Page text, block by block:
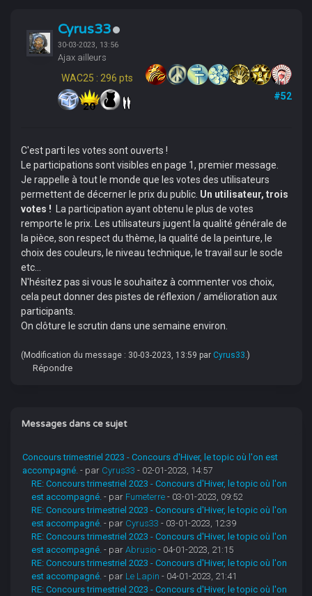
Cyrus33
30-03-2023, 13:56
Ajax ailleurs
WAC25 : 296 pts
#52
C'est parti les votes sont ouverts !
Le participations sont visibles en page 1, premier message.
Je rappelle à tout le monde que les votes des utilisateurs
permettent de décerner le prix du public. Un utilisateur, trois
votes !
La participation ayant obtenu le plus de votes
remporte le prix. Les utilisateurs jugent la qualité générale de
la pièce, son respect du thème, la qualité de la peinture, le
choix des couleurs, le niveau technique, le travail sur le socle
etc...
N'hésitez pas si vous le souhaitez à commenter vos choix,
cela peut donner des pistes de réflexion / amélioration aux
participants.
On clôture le scrutin dans une semaine environ.
(Modification du message : 30-03-2023, 13:59 par Cyrus33.)
Répondre
Messages dans ce sujet
Concours trimestriel 2023 - Concours d'Hiver, le topic où l'on est
accompagné. - par Cyrus33 - 02-01-2023, 14:57
RE: Concours trimestriel 2023 - Concours d'Hiver, le topic où l'on
est accompagné. - par Fumeterre - 03-01-2023, 09:52
RE: Concours trimestriel 2023 - Concours d'Hiver, le topic où l'on
est accompagné. - par Cyrus33 - 03-01-2023, 12:39
RE: Concours trimestriel 2023 - Concours d'Hiver, le topic où l'on
est accompagné. - parAbrusio - 04-01-2023, 21:15
RE: Concours trimestriel 2023 - Concours d'Hiver, le topic où l'on
est accompagné. - par Le Lapin - 04-01-2023, 21:41
RE: Concours trimestriel 2023 - Concours d'Hiver, le topic où l'on